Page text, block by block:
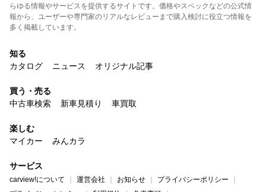
らゆる情報やサービスを提供するサイトです。価格やスペックなどの公式情
報から、ユーザーや専門家のリアルなレビューまで購入検討に役立つ情報を
多く掲載しています。
知る
カタログ
ニュース オリジナル記事
買う・売る
中古車検索
新車見積り 車買取
楽しむ
マイカー
みんカラ
サービス
carview!について 運営会社 お知らせ
プライバシーポリシー